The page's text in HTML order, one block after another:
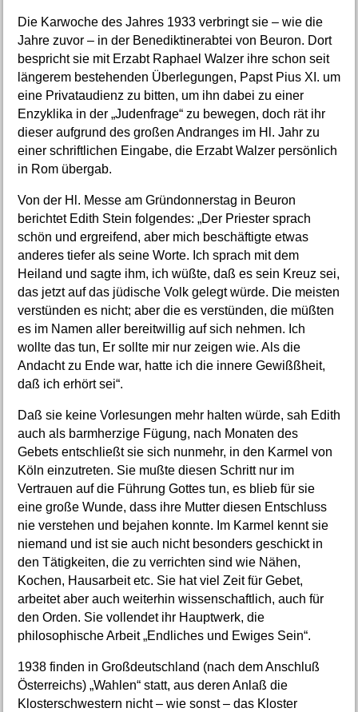
Die Karwoche des Jahres 1933 verbringt sie – wie die
Jahre zuvor – in der Benediktinerabtei von Beuron. Dort
bespricht sie mit Erzabt Raphael Walzer ihre schon seit
längerem bestehenden Überlegungen, Papst Pius XI. um
eine Privataudienz zu bitten, um ihn dabei zu einer
Enzyklika in der „Judenfrage“ zu bewegen, doch rät ihr
dieser aufgrund des großen Andranges im Hl. Jahr zu
einer schriftlichen Eingabe, die Erzabt Walzer persönlich
in Rom übergab.
Von der Hl. Messe am Gründonnerstag in Beuron
berichtet Edith Stein folgendes: „Der Priester sprach
schön und ergreifend, aber mich beschäftigte etwas
anderes tiefer als seine Worte. Ich sprach mit dem
Heiland und sagte ihm, ich wüßte, daß es sein Kreuz sei,
das jetzt auf das jüdische Volk gelegt würde. Die meisten
verstünden es nicht; aber die es verstünden, die müßten
es im Namen aller bereitwillig auf sich nehmen. Ich
wollte das tun, Er sollte mir nur zeigen wie. Als die
Andacht zu Ende war, hatte ich die innere Gewißßheit,
daß ich erhört sei“.
Daß sie keine Vorlesungen mehr halten würde, sah Edith
auch als barmherzige Fügung, nach Monaten des
Gebets entschließt sie sich nunmehr, in den Karmel von
Köln einzutreten. Sie mußte diesen Schritt nur im
Vertrauen auf die Führung Gottes tun, es blieb für sie
eine große Wunde, dass ihre Mutter diesen Entschluss
nie verstehen und bejahen konnte. Im Karmel kennt sie
niemand und ist sie auch nicht besonders geschickt in
den Tätigkeiten, die zu verrichten sind wie Nähen,
Kochen, Hausarbeit etc. Sie hat viel Zeit für Gebet,
arbeitet aber auch weiterhin wissenschaftlich, auch für
den Orden. Sie vollendet ihr Hauptwerk, die
philosophische Arbeit „Endliches und Ewiges Sein“.
1938 finden in Großdeutschland (nach dem Anschluß
Österreichs) „Wahlen“ statt, aus deren Anlaß die
Klosterschwestern nicht – wie sonst – das Kloster